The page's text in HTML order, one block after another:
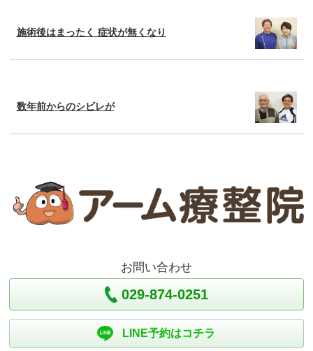
施術後はまったく 症状が無くなり
数年前からのシビレが
お問い合わせ
029-874-0251
LINE予約はコチラ